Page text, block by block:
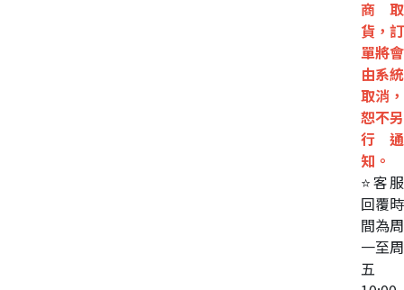
商取
貨，訂
單將會
由系統
取消，
恕不另
行通
知。
⭐客服
回覆時
間為周
一至周
五